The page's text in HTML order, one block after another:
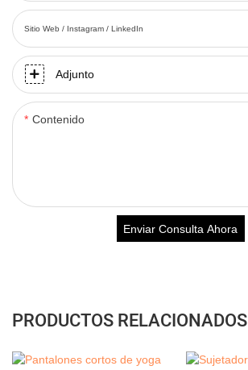
Sitio Web / Instagram / LinkedIn
Adjunto
Contenido
Enviar Consulta Ahora
PRODUCTOS RELACIONADOS